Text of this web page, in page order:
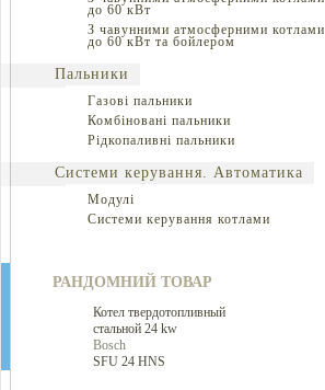
до 60 кВт
З чавунними атмосферними котлами
до 60 кВт та бойлером
Пальники
Газові пальники
Комбіновані пальники
Рідкопаливні пальники
Системи керування. Автоматика
Модулі
Системи керування котлами
РАНДОМНИЙ ТОВАР
Котел твердотопливный
стальной 24 kw
Bosch
SFU 24 HNS